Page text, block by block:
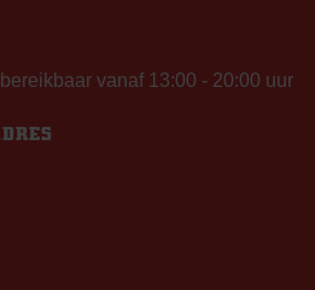
vanaf 13:00 - 20:00 uur